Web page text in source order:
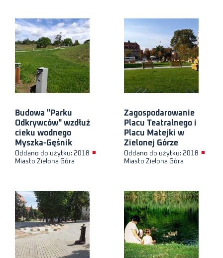
Budowa "Parku
Odkrywców" wzdłuż
cieku wodnego
Myszka-Gęśnik
Oddano do użytku: 2018 ■
Miasto Zielona Góra
Zagospodarowanie
Placu Teatralnego i
Placu Matejki w
Zielonej Górze
Oddano do użytku: 2018 ■
Miasto Zielona Góra